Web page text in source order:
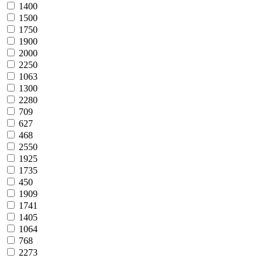
1400
1500
1750
1900
2000
2250
1063
1300
2280
709
627
468
2550
1925
1735
450
1909
1741
1405
1064
768
2273